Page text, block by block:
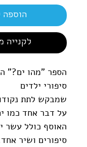
הוספה
לקנייה
הספר "מהו ים?"
סיפורי ילדים
שמבקש לתת
על דבר אחד כמו
סיפורים ושיר אחד